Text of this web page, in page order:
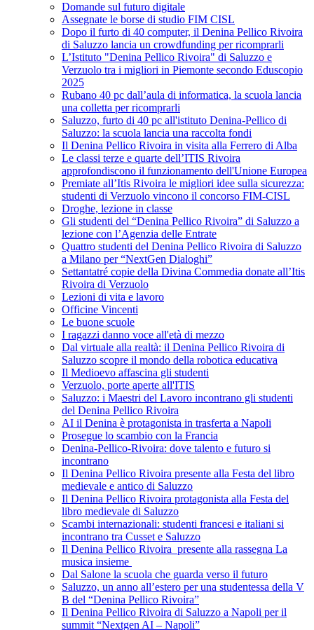
Domande sul futuro digitale
Assegnate le borse di studio FIM CISL
Dopo il furto di 40 computer, il Denina Pellico Rivoira
di Saluzzo lancia un crowdfunding per ricomprarli
L’Istituto "Denina Pellico Rivoira" di Saluzzo e
Verzuolo tra i migliori in Piemonte secondo Eduscopio
2025
Rubano 40 pc dall’aula di informatica, la scuola lancia
una colletta per ricomprarli
Saluzzo, furto di 40 pc all'istituto Denina-Pellico di
Saluzzo: la scuola lancia una raccolta fondi
Il Denina Pellico Rivoira in visita alla Ferrero di Alba
Le classi terze e quarte dell’ITIS Rivoira
approfondiscono il funzionamento dell'Unione Europea
Premiate all’Itis Rivoira le migliori idee sulla sicurezza:
studenti di Verzuolo vincono il concorso FIM-CISL
Droghe, lezione in classe
Gli studenti del “Denina Pellico Rivoira” di Saluzzo a
lezione con l’Agenzia delle Entrate
Quattro studenti del Denina Pellico Rivoira di Saluzzo
a Milano per “NextGen Dialoghi”
Settantatré copie della Divina Commedia donate all’Itis
Rivoira di Verzuolo
Lezioni di vita e lavoro
Officine Vincenti
Le buone scuole
I ragazzi danno voce all'età di mezzo
Dal virtuale alla realtà: il Denina Pellico Rivoira di
Saluzzo scopre il mondo della robotica educativa
Il Medioevo affascina gli studenti
Verzuolo, porte aperte all'ITIS
Saluzzo: i Maestri del Lavoro incontrano gli studenti
del Denina Pellico Rivoira
AI il Denina è protagonista in trasferta a Napoli
Prosegue lo scambio con la Francia
Denina-Pellico-Rivoira: dove talento e futuro si
incontrano
Il Denina Pellico Rivoira presente alla Festa del libro
medievale e antico di Saluzzo
Il Denina Pellico Rivoira protagonista alla Festa del
libro medievale di Saluzzo
Scambi internazionali: studenti francesi e italiani si
incontrano tra Cusset e Saluzzo
Il Denina Pellico Rivoira presente alla rassegna La
musica insieme
Dal Salone la scuola che guarda verso il futuro
Saluzzo, un anno all’estero per una studentessa della V
B del “Denina Pellico Rivoira”
Il Denina Pellico Rivoira di Saluzzo a Napoli per il
summit “Nextgen AI – Napoli”